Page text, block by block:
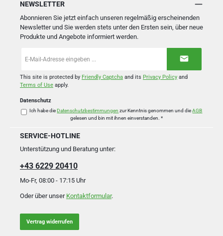
NEWSLETTER
Abonnieren Sie jetzt einfach unseren regelmäßig erscheinenden
Newsletter und Sie werden stets unter den Ersten sein, über neue
Produkte und Angebote informiert werden.
Mail-
*
This site is protected by Friendly Captcha and its Privacy Policy and
Terms of Use apply.
Datenschutz
Ich habe dieDatenschutzbestimmungen zur Kenntnis genommen und dieAGB
gelesen und bin mit ihnen einverstanden. *
SERVICE-HOTLINE
Unterstützung und Beratung unter:
+43 6229 20410
Mo-Fr, 08:00 - 17:15 Uhr
Oder über unser Kontaktformular.
Vertrag widerrufen